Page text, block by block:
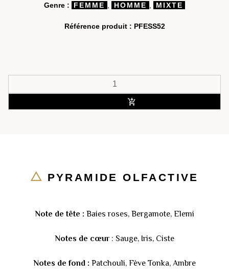
Genre : FEMME HOMME MIXTE
Référence produit : PFESS52
PYRAMIDE OLFACTIVE
Note de tête : Baies roses, Bergamote, Elemi
Notes de cœur : Sauge, Iris, Ciste
Notes de fond : Patchouli, Fève Tonka, Ambre